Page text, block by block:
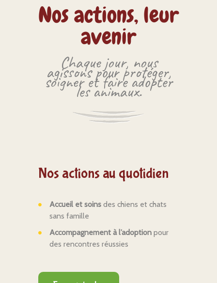
Nos actions, leur
avenir
Chaque jour, nous
agissons pour protéger,
soigner et faire adopter
les animaux.
Nos actions au quotidien
Accueil et soins des chiens et chats
sans famille
Accompagnement à l’adoption pour
des rencontres réussies